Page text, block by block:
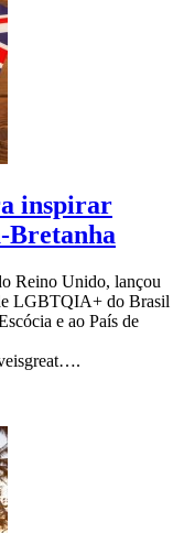
inspirar
Bretanha
Reino Unido, lançou
LGBTQIA+ do Brasil
e ao País de